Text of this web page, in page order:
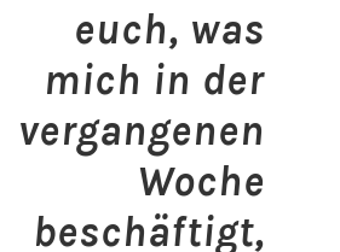
euch, was
mich in der
vergangenen
Woche
beschäftigt,